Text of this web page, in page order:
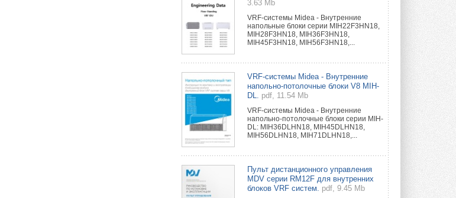
3.63 Mb
VRF-системы Midea - Внутренние
напольные блоки серии MIH22F3HN18,
MIH28F3HN18, MIH36F3HN18,
MIH45F3HN18, MIH56F3HN18,...
VRF-системы Midea - Внутренние
напольно-потолочные блоки V8 MIH-
DL.
pdf, 11.54 Mb
VRF-системы Midea - Внутренние
напольно-потолочные блоки серии MIH-
DL: MIH36DLHN18, MIH45DLHN18,
MIH56DLHN18, MIH71DLHN18,...
Пульт дистанционного управления
MDV серии RM12F для внутренних
блоков VRF систем.
pdf, 9.45 Mb